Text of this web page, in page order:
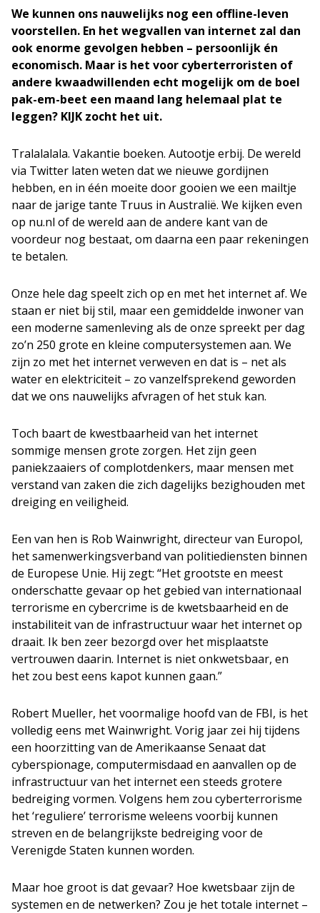
We kunnen ons nauwelijks nog een offline-leven
voorstellen. En het wegvallen van internet zal dan
ook enorme gevolgen hebben – persoonlijk én
economisch. Maar is het voor cyberterroristen of
andere kwaadwillenden echt mogelijk om de boel
pak-em-beet een maand lang helemaal plat te
leggen? KIJK zocht het uit.
Tralalalala. Vakantie boeken. Autootje erbij. De wereld
via Twitter laten weten dat we nieuwe gordijnen
hebben, en in één moeite door gooien we een mailtje
naar de jarige tante Truus in Australië. We kijken even
op nu.nl of de wereld aan de andere kant van de
voordeur nog bestaat, om daarna een paar rekeningen
te betalen.
Onze hele dag speelt zich op en met het internet af. We
staan er niet bij stil, maar een gemiddelde inwoner van
een moderne samenleving als de onze spreekt per dag
zo’n 250 grote en kleine computersystemen aan. We
zijn zo met het internet verweven en dat is – net als
water en elektriciteit – zo vanzelfsprekend geworden
dat we ons nauwelijks afvragen of het stuk kan.
Toch baart de kwestbaarheid van het internet
sommige mensen grote zorgen. Het zijn geen
paniekzaaiers of complotdenkers, maar mensen met
verstand van zaken die zich dagelijks bezighouden met
dreiging en veiligheid.
Een van hen is Rob Wainwright, directeur van Europol,
het samenwerkingsverband van politiediensten binnen
de Europese Unie. Hij zegt: “Het grootste en meest
onderschatte gevaar op het gebied van internationaal
terrorisme en cybercrime is de kwetsbaarheid en de
instabiliteit van de infrastructuur waar het internet op
draait. Ik ben zeer bezorgd over het misplaatste
vertrouwen daarin. Internet is niet onkwetsbaar, en
het zou best eens kapot kunnen gaan.”
Robert Mueller, het voormalige hoofd van de FBI, is het
volledig eens met Wainwright. Vorig jaar zei hij tijdens
een hoorzitting van de Amerikaanse Senaat dat
cyberspionage, computermisdaad en aanvallen op de
infrastructuur van het internet een steeds grotere
bedreiging vormen. Volgens hem zou cyberterrorisme
het ‘reguliere’ terrorisme weleens voorbij kunnen
streven en de belangrijkste bedreiging voor de
Verenigde Staten kunnen worden.
Maar hoe groot is dat gevaar? Hoe kwetsbaar zijn de
systemen en de netwerken? Zou je het totale internet –